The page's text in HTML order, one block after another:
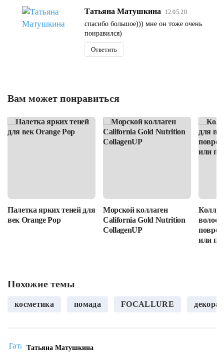
Татьяна Матушкина 12.05.20
спасибо большое))) мне он тоже очень
понравился)
Ответить
Вам может понравиться
Палетка ярких теней для
век Orange Pop
Морской коллаген
California Gold Nutrition
CollagenUP
волос:
или
Похожие темы
косметика помада FOCALLURE
Татьяна Матушкина